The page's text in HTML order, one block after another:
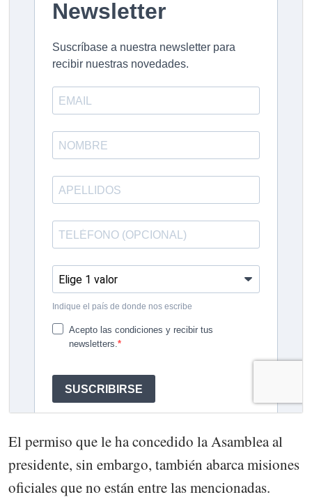
El permiso que le ha concedido la Asamblea al
presidente, sin embargo, también abarca misiones
oficiales que no están entre las mencionadas.